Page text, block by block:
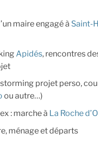
maire engagé à Saint-
Apidés, rencontres
projet perso,
ou autre…)
: marche à La Roche
ménage et départs